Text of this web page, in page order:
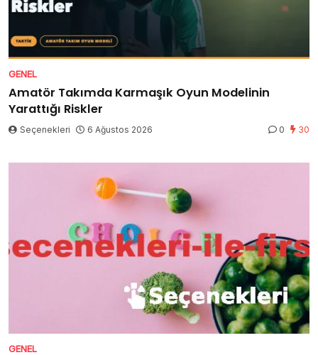
GENEL
Amatör Takımda Karmaşık Oyun Modelinin
Yarattığı Riskler
Seçenekleri 6 Ağustos 2026 0 30
GENEL